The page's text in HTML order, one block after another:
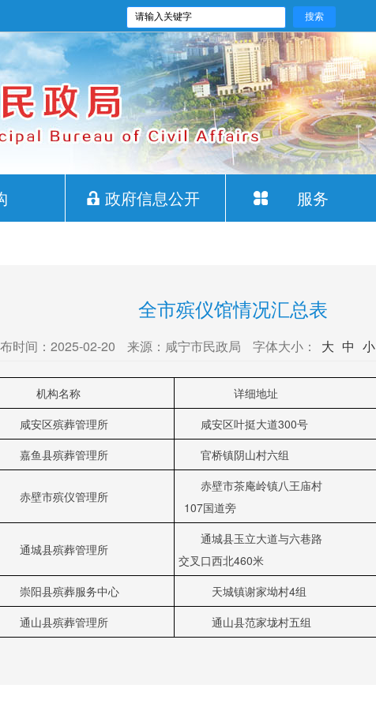
政府信息公开 服务
全市殡仪馆情况汇总表
时间：2025-02-20 来源：咸宁市民政局 字体大小： 大 中 小
机构名称 详细地址
咸安区殡葬管理所 咸安区叶挺大道300号
嘉鱼县殡葬管理所 官桥镇阴山村六组
赤壁市殡仪管理所
赤壁市茶庵岭镇八王庙村
107国道旁
通城县殡葬管理所
通城县玉立大道与六巷路
交叉口西北460米
崇阳县殡葬服务中心 天城镇谢家坳村4组
通山县殡葬管理所 通山县范家垅村五组